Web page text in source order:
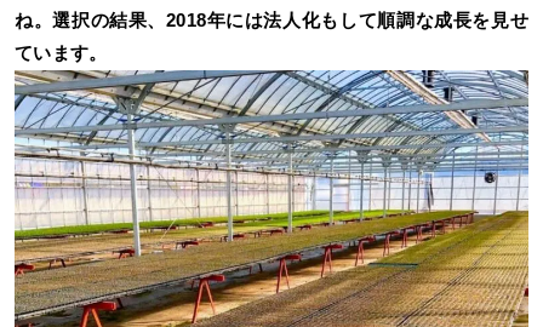
ね。選択の結果、2018年には法人化もして順調な成長を見せ
ています。